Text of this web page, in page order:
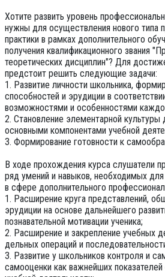
Хотите развить уровень
нужны для осуществления нового типа
практики в рамках дополнительного
получения квалификационного звания
теоретических дисциплин"? Для
предстоит решить следующие задачи:
1. Развитие личности школьника,
способностей и эрудиции в
возможностями и особенностями
2. Становление элементарной культуры
основными компонентами учебной
3. Формирование готовности к
В ходе прохождения курса слушатели
ряд умений и навыков, необходимых
в сфере дополнительного
1. Расширение круга представлений,
эрудиции на основе дальнейшего
познавательной мотивации ученика;
2. Расширение и закрепление учебных
дельных операций и
3. Развитие у школьников контроля и
само­оценки как важнейших